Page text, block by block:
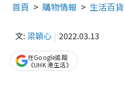
首頁 購物情報 生活百貨
文: 梁穎心 2022.03.13
在Google追蹤
《UHK 港生活》